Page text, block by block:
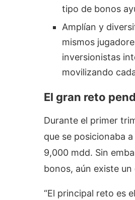
tipo de bonos
Amplían y
mismos
inversionistas
movilizando
El gran reto
Durante el primer
que se posicionaba
9,000 mdd. Sin
bonos, aún existe
“El principal reto es